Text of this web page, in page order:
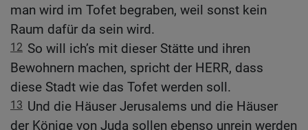
man wird im Tofet begraben, weil sonst kein
Raum dafür da sein wird.
12 So will ich’s mit dieser Stätte und ihren
Bewohnern machen, spricht der HERR, dass
diese Stadt wie das Tofet werden soll.
13 Und die Häuser Jerusalems und die Häuser
der Könige von Juda sollen ebenso unrein werden